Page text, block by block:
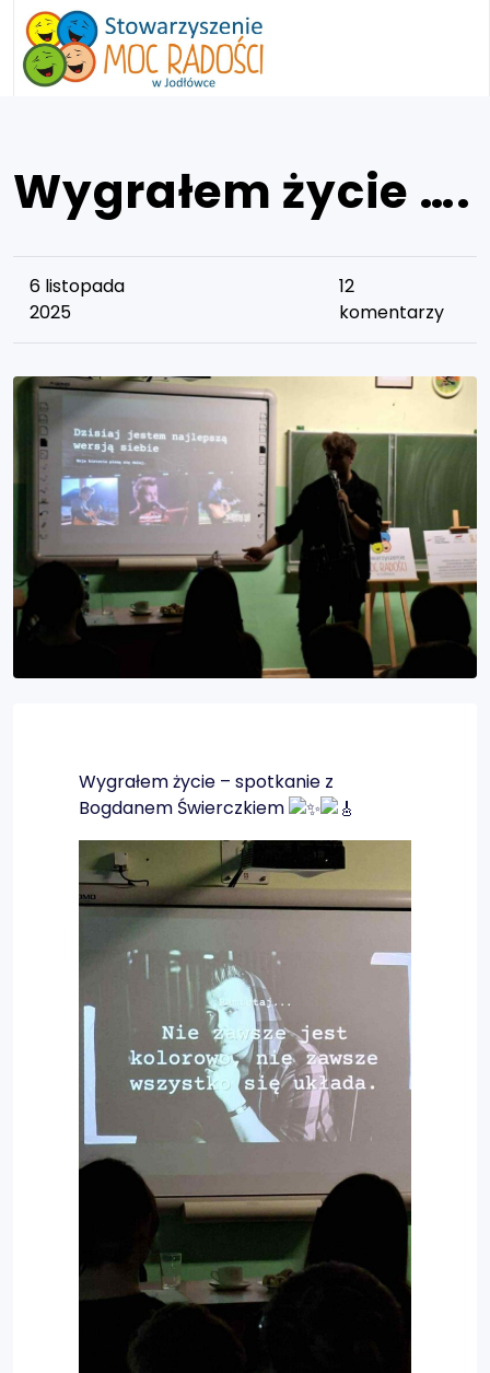
Wygrałem życie ….
6 listopada
2025
12
komentarzy
Wygrałem życie – spotkanie z
Bogdanem Świerczkiem